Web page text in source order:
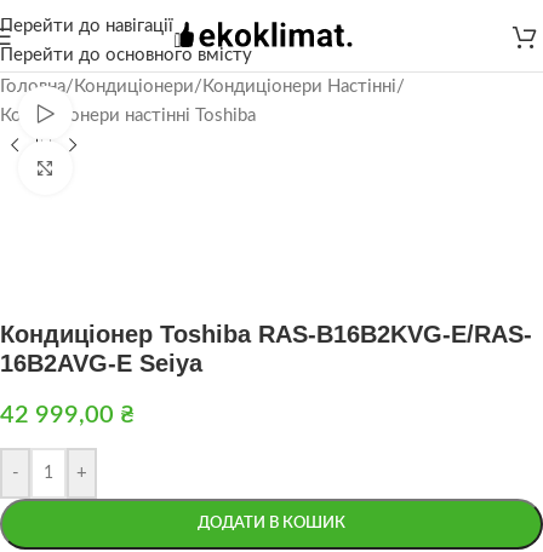
Перейти до навігації
Перейти до основного вмісту
Головна/ Кондиціонери/ Кондиціонери Настінні/
Кондиціонери настінні Toshiba
Дивитися відео
Кондиціонер Toshiba RAS-B16B2KVG-E/RAS-
16B2AVG-E Seiya
42 999,00 ₴
- +
ДОДАТИ В КОШИК